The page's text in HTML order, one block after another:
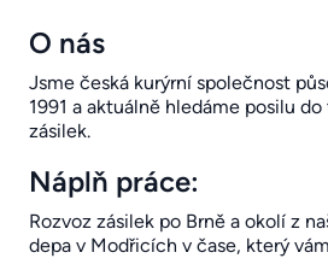
O nás
Jsme česká kurýrní společnost
1991 a aktuálně hledáme posilu
zásilek.
Náplň práce:
Rozvoz zásilek po Brně a okolí z
depa v Modřicích v čase, který